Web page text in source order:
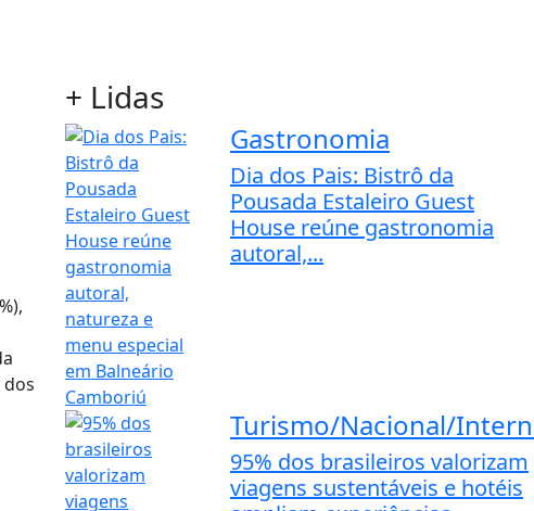
+ Lidas
Gastronomia
Dia dos Pais: Bistrô da
Pousada Estaleiro Guest
House reúne gastronomia
autoral,...
Turismo/Nacional/
95% dos brasileiros valorizam
viagens sustentáveis e hotéis